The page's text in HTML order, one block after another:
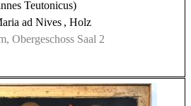
Teutonicus)
ad Nives , Holz
Obergeschoss Saal 2